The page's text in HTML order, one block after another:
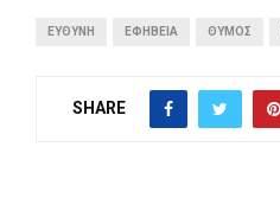
ΕΥΘΎΝΗ ΕΦΗΒΕΊΑ ΘΥΜΌΣ
SHARE